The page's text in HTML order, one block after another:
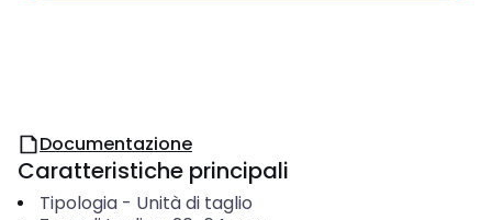
Documentazione
Caratteristiche principali
Tipologia- Unità di taglio